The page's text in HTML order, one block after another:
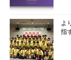
よ
指